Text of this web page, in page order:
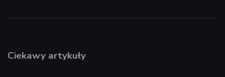
Ciekawy artykuły